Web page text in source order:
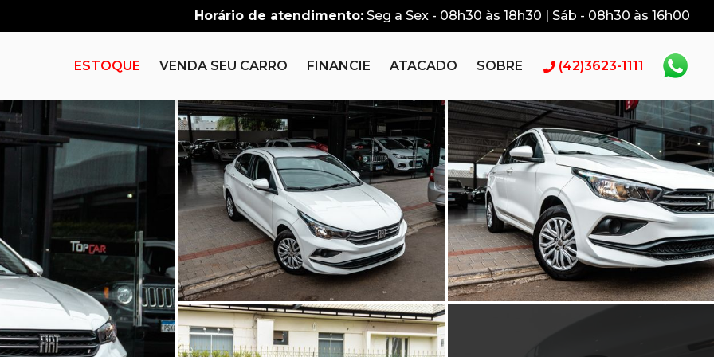
Horário de atendimento: Seg a Sex - 08h30 às 18h30 | Sáb - 08h30 às 16h00
ESTOQUE VENDA SEU CARRO FINANCIE ATACADO SOBRE (42)3623-1111